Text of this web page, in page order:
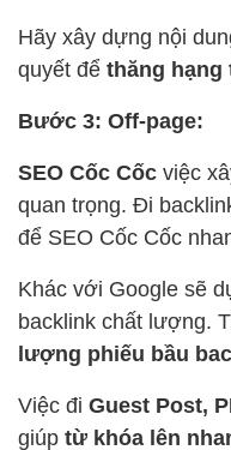
Hãy xây dựng nội
quyết để thăng hạng
Bước 3: Off-page:
SEO Cốc Cốc việc
quan trọng. Đi
để SEO Cốc Cốc
Khác với Google sẽ
backlink chất lượng.
lượng phiếu bầu
Việc đi Guest Post,
giúp từ khóa lên